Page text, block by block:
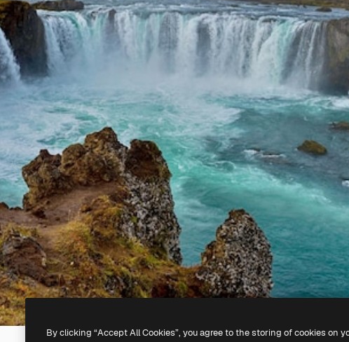
By clicking “Accept All Cookies”, you agree to the storing of cookies on